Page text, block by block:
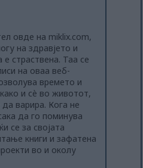
овде на miklix.com,
на здравјето и
е страствена. Таа се
на оваа веб-
времето и
и сè во животот,
варира. Кога не
да го поминува
се за својата
книги и зафатена
во и околу